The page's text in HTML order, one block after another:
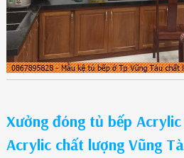
Xưởng đóng tủ bếp
Acrylic chất lượng Vũng